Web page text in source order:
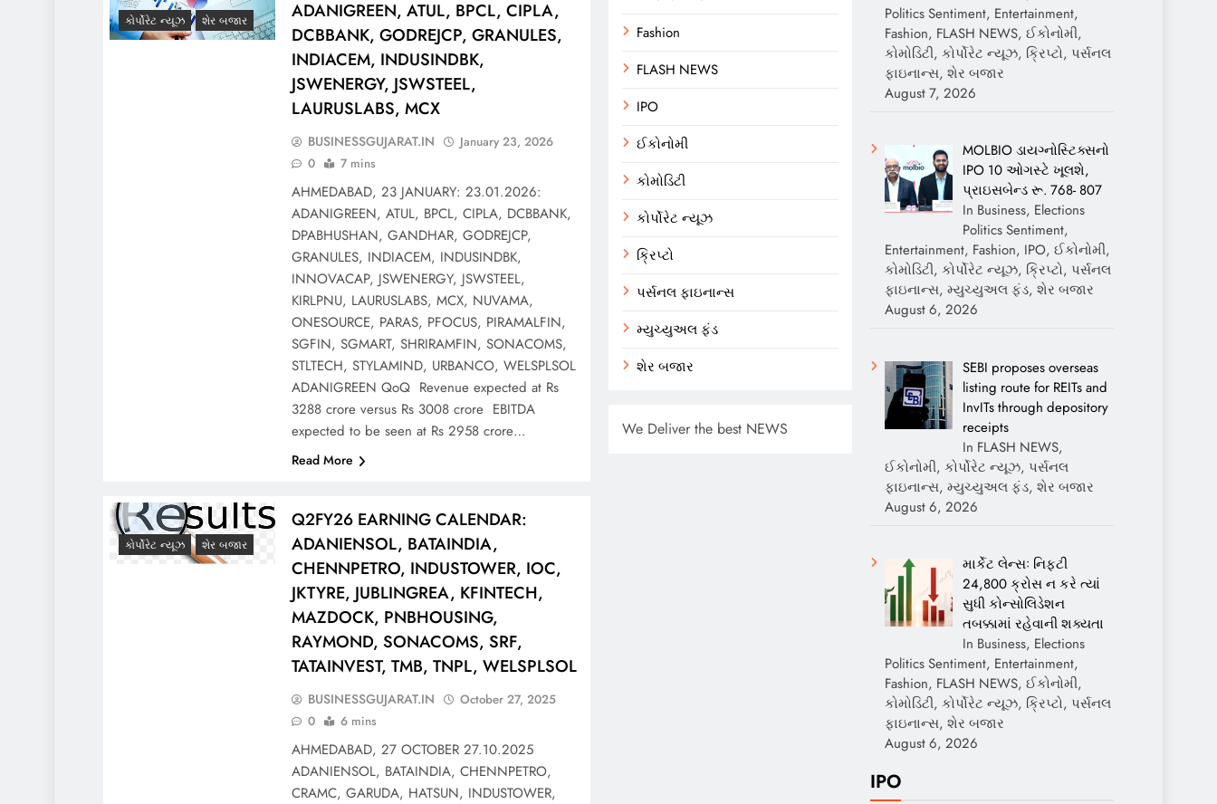
Fashion
FLASH NEWS
IPO
ઈકોનોમી
કોમોડિટી
કોર્પોરેટ ન્યૂઝ
ક્રિપ્ટો
પર્સનલ ફાઇનાન્સ
મ્યુચ્યુઅલ ફંડ
શેર બજાર
We Deliver the best NEWS
કોર્પોરેટ ન્યૂઝ શેર બજાર
ADANIGREEN, ATUL, BPCL, CIPLA,
DCBBANK, GODREJCP, GRANULES,
INDIACEM, INDUSINDBK,
JSWENERGY, JSWSTEEL,
LAURUSLABS, MCX
BUSINESSGUJARAT.IN
January 23, 2026
0
7 mins
AHMEDABAD, 23 JANUARY: 23.01.2026:
ADANIGREEN, ATUL, BPCL, CIPLA, DCBBANK,
DPABHUSHAN, GANDHAR, GODREJCP,
GRANULES, INDIACEM, INDUSINDBK,
INNOVACAP, JSWENERGY, JSWSTEEL,
KIRLPNU, LAURUSLABS, MCX, NUVAMA,
ONESOURCE, PARAS, PFOCUS, PIRAMALFIN,
SGFIN, SGMART, SHRIRAMFIN, SONACOMS,
STLTECH, STYLAMIND, URBANCO, WELSPLSOL
ADANIGREEN QoQ Revenue expected at Rs
3288 crore versus Rs 3008 crore EBITDA
expected to be seen at Rs 2958 crore…
Read More
કોર્પોરેટ ન્યૂઝ શેર બજાર
Q2FY26 EARNING CALENDAR:
ADANIENSOL, BATAINDIA,
CHENNPETRO, INDUSTOWER, IOC,
JKTYRE, JUBLINGREA, KFINTECH,
MAZDOCK, PNBHOUSING,
RAYMOND, SONACOMS, SRF,
TATAINVEST, TMB, TNPL, WELSPLSOL
BUSINESSGUJARAT.IN
October 27, 2025
0
6 mins
AHMEDABAD, 27 OCTOBER 27.10.2025
ADANIENSOL, BATAINDIA, CHENNPETRO,
CRAMC, GARUDA, HATSUN, INDUSTOWER,
Politics Sentiment, Entertainment,
Fashion, FLASH NEWS, ઈકોનોમી,
કોમોડિટી, કોર્પોરેટ ન્યૂઝ, ક્રિપ્ટો, પર્સનલ
ફાઇનાન્સ, શેર બજાર
August 7, 2026
MOLBIO ડાયગ્નોસ્ટિક્સનો
IPO 10 ઓગસ્ટે ખૂલશે,
પ્રાઇસબેન્ડ રૂ. 768- 807
In Business, Elections
Politics Sentiment,
Entertainment, Fashion, IPO, ઈકોનોમી,
કોમોડિટી, કોર્પોરેટ ન્યૂઝ, ક્રિપ્ટો, પર્સનલ
ફાઇનાન્સ, મ્યુચ્યુઅલ ફંડ, શેર બજાર
August 6, 2026
SEBI proposes overseas
listing route for REITs and
InvITs through depository
receipts
In FLASH NEWS,
ઈકોનોમી, કોર્પોરેટ ન્યૂઝ, પર્સનલ
ફાઇનાન્સ, મ્યુચ્યુઅલ ફંડ, શેર બજાર
August 6, 2026
માર્કેટ લેન્સઃ નિફ્ટી
24,800 ક્રોસ ન કરે ત્યાં
સુધી કોન્સોલિડેશન
તબક્કામાં રહેવાની શક્યતા
In Business, Elections
Politics Sentiment, Entertainment,
Fashion, FLASH NEWS, ઈકોનોમી,
કોમોડિટી, કોર્પોરેટ ન્યૂઝ, ક્રિપ્ટો, પર્સનલ
ફાઇનાન્સ, શેર બજાર
August 6, 2026
IPO